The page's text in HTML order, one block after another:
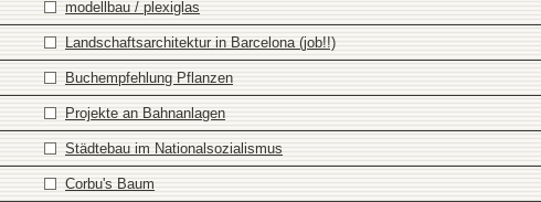
modellbau / plexiglas
Landschaftsarchitektur in Barcelona (job!!)
Buchempfehlung Pflanzen
Projekte an Bahnanlagen
Städtebau im Nationalsozialismus
Corbu's Baum